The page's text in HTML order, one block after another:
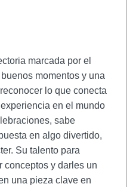
marcada por el
momentos y una
lo que conecta
en el mundo
sabe
en algo divertido,
Su talento para
conceptos y darles un
una pieza clave en